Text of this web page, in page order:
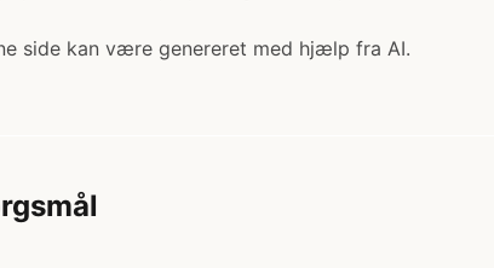
side kan være genereret med hjælp fra AI.